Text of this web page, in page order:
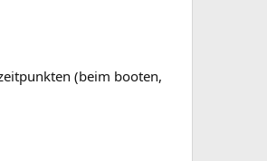
(beim booten,